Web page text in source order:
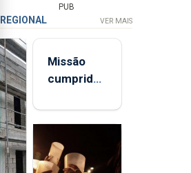
PUB
REGIONAL VER MAIS
Missão
cumprida:
açorianos
após
missão na